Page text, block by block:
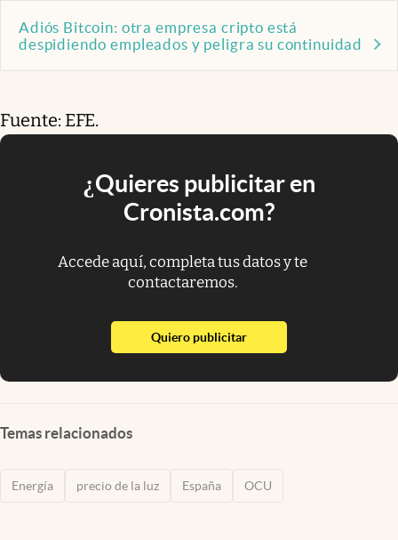
Adiós Bitcoin: otra empresa cripto está
despidiendo empleados y peligra su continuidad
Fuente: EFE.
¿Quieres publicitar en
Cronista.com?
Accede aquí, completa tus datos y te
contactaremos.
Quiero publicitarabre en nueva pestaña
Temas relacionados
Energía precio de la luz España OCU